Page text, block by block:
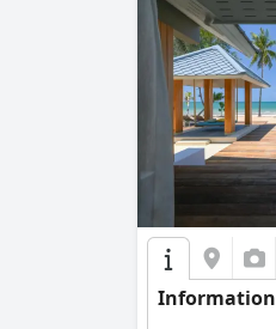
Information